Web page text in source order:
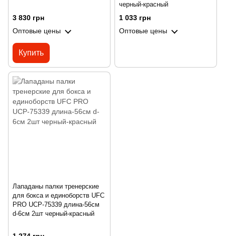
3 830 грн
Оптовые цены
Купить
черный-красный
1 033 грн
Оптовые цены
Лападаны палки тренерские
для бокса и единоборств UFC
PRO UCP-75339 длина-56см
d-6см 2шт черный-красный